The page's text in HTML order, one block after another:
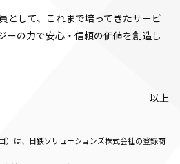
として、これまで培ってきたサービ
ーの力で安心・信頼の価値を創造し
以上
）は、日鉄ソリューションズ株式会社の登録商